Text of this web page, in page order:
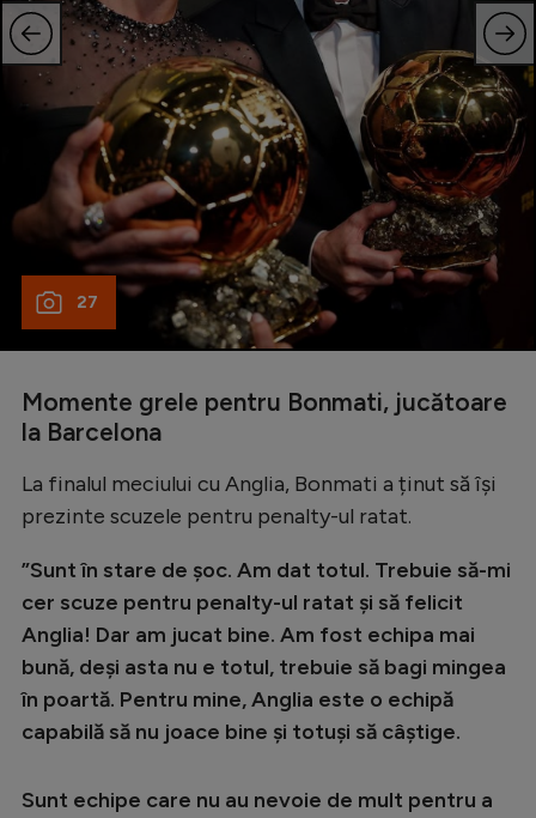
27
Momente grele pentru Bonmati, jucătoare
la Barcelona
La finalul meciului cu Anglia, Bonmati a ținut să își
prezinte scuzele pentru penalty-ul ratat.
”Sunt în stare de șoc. Am dat totul. Trebuie să-mi
cer scuze pentru penalty-ul ratat și să felicit
Anglia! Dar am jucat bine. Am fost echipa mai
bună, deși asta nu e totul, trebuie să bagi mingea
în poartă. Pentru mine, Anglia este o echipă
capabilă să nu joace bine și totuși să câștige.
Sunt echipe care nu au nevoie de mult pentru a